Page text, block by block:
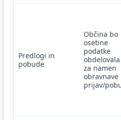
Predlogi in
pobude
Občina bo
osebne
podatke
obdelovala
za namen
obravnave
prijav/